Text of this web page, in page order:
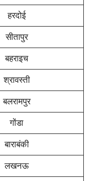
हरदोई
सीतापुर
बहराइच
श्रावस्ती
बलरामपुर
गोंडा
बाराबंकी
लखनऊ